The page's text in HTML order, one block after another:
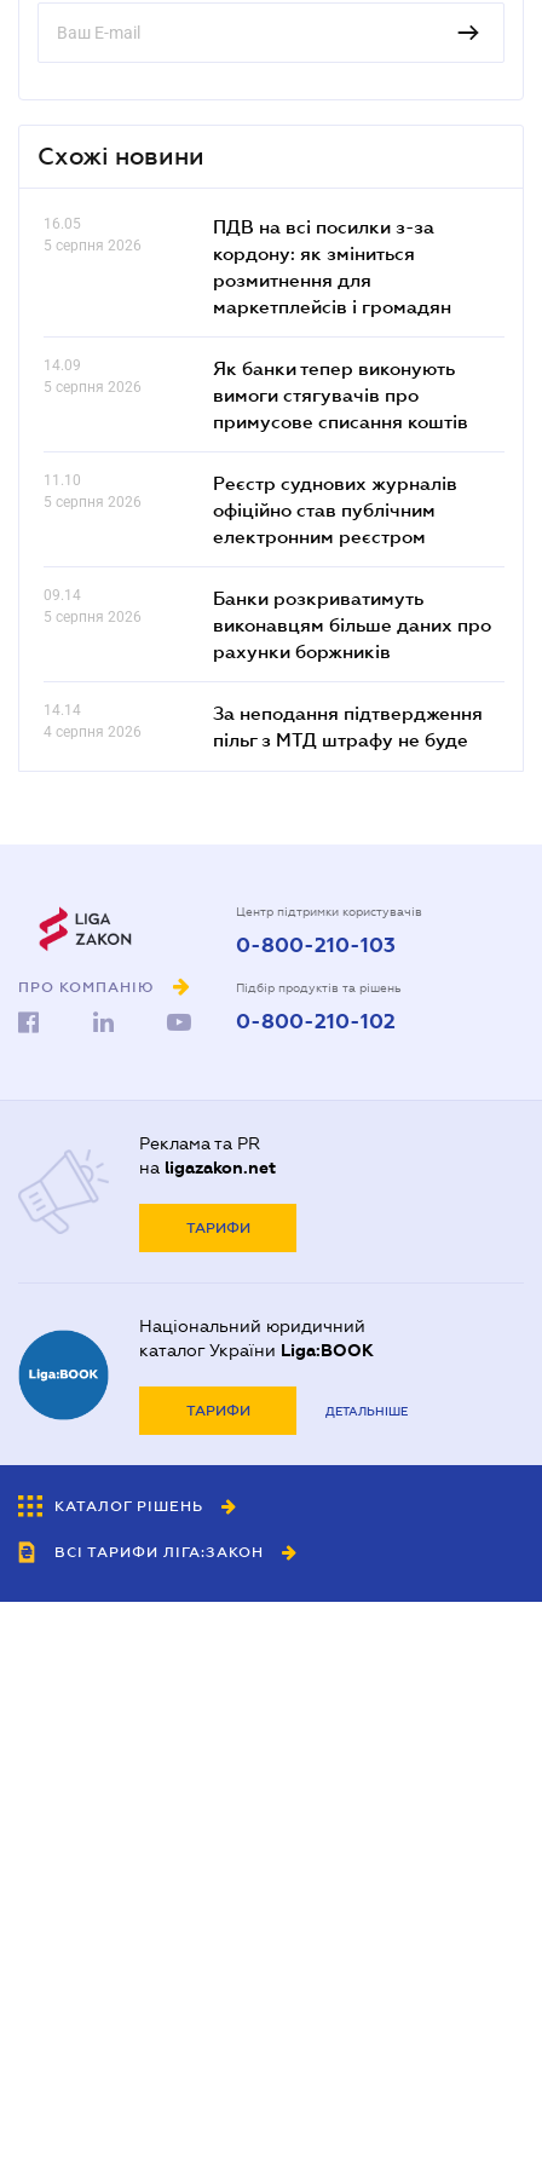
Схожі новини
16.05
5 серпня 2026
ПДВ на всі посилки з-за
кордону: як зміниться
розмитнення для
маркетплейсів і громадян
14.09
5 серпня 2026
Як банки тепер виконують
вимоги стягувачів про
примусове списання коштів
11.10
5 серпня 2026
Реєстр суднових журналів
офіційно став публічним
електронним реєстром
09.14
5 серпня 2026
Банки розкриватимуть
виконавцям більше даних про
рахунки боржників
14.14
4 серпня 2026
За неподання підтвердження
пільг з МТД штрафу не буде
ПРО КОМПАНІЮ
Центр підтримки користувачів
0-800-210-103
Підбір продуктів та рішень
0-800-210-102
Реклама та PR
на ligazakon.net
ТАРИФИ
Національний юридичний
каталог України Liga:BOOK
ТАРИФИ ДЕТАЛЬНІШЕ
КАТАЛОГ РІШЕНЬ
ВСІ ТАРИФИ ЛІГА:ЗАКОН